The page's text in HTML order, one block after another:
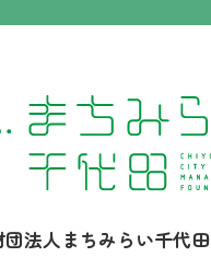
社名：
法人まちみらい千代田